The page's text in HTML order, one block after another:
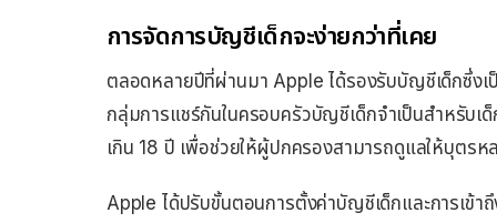
การจัดการบัญชีเด็กจะง่ายกว่าที่เคย
ตลอดหลายปีที่ผ่านมา Apple ได้รองรับบัญชีเด็กซึ่ง
กลุ่มการแชร์กันในครอบครัวบัญชีเด็กจำเป็นสำหรับเ
เกิน 18 ปี เพื่อช่วยให้ผู้ปกครองสามารถดูแลให้บุตร
Apple ได้ปรับขั้นตอนการตั้งค่าบัญชีเด็กและการเข้